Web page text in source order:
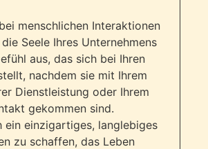
menschlichen Interaktionen
Seele Ihres Unternehmens
aus, das sich bei Ihren
nachdem sie mit Ihrem
Dienstleistung oder Ihrem
gekommen sind.
ein einzigartiges, langlebiges
zu schaffen, das Leben